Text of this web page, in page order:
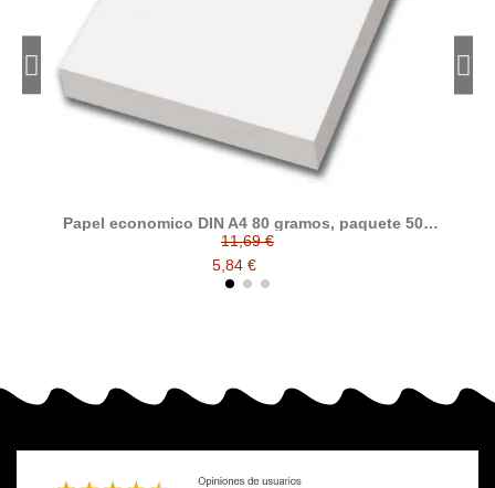
Papel economico DIN A4 80 gramos, paquete 500
folios
11,69 €
5,84 €